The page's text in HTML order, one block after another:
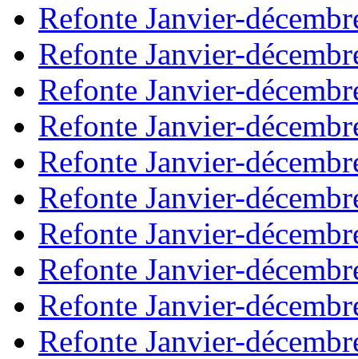
Refonte Janvier-
Refonte Janvier-
Refonte Janvier-
Refonte Janvier-
Refonte Janvier-
Refonte Janvier-
Refonte Janvier-
Refonte Janvier-
Refonte Janvier-
Refonte Janvier-